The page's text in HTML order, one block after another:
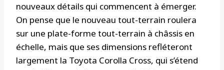
nouveaux détails qui commencent à émerger.
On pense que le nouveau tout-terrain roulera
sur une plate-forme tout-terrain à châssis en
échelle, mais que ses dimensions refléteront
largement la Toyota Corolla Cross, qui s’étend